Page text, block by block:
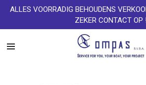
Ga
naar
de
ALLES VOORRADIG BEHOUDENS
ZEKER CONTACT OP !